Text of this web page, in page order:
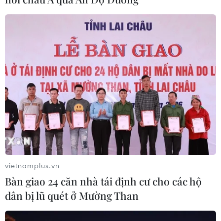
Xem thêm
CƠ QUAN CHỦ QUẢN: THÔNG TẤN XÃ VIỆT NAM
Tổng Biên tập: TRẦN TIẾN DUẨN
Phó Tổng Biên tập: NGUYỄN THỊ TÁM, KHÚC THANH
THỦY
Sở hữu trí tuệ
Quy định sử dụng
RSS
Hỗ trợ
Ngôn ngữ
TTXVN
vietnamplus.vn
Bàn giao 24 căn nhà tái định cư cho các hộ
dân bị lũ quét ở Mường Than